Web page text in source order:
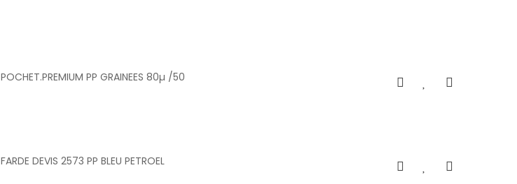
POCHET.PREMIUM PP GRAINEES 80µ /50
FARDE DEVIS 2573 PP BLEU PETROEL